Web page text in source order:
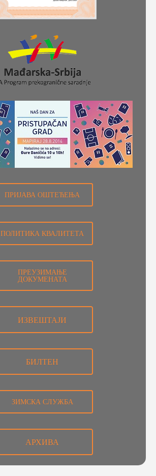
ПРИЈАВА ОШТЕЋЕЊА
ПОЛИТИКА КВАЛИТЕТА
ПРЕУЗИМАЊЕ
ДОКУМЕНАТА
ИЗВЕШТАЈИ
БИЛТЕН
ЗИМСКА СЛУЖБА
АРХИВА